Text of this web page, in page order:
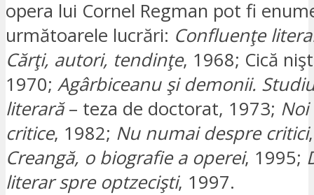
opera lui Cornel Regman pot fi
următoarele lucrări: Confluenţe
Cărţi, autori, tendinţe, 1968; Cică
1970; Agârbiceanu şi demonii.
literară– teza de doctorat, 1973;
critice, 1982; Nu numai despre critici
Creangă, o biografie a operei, 1995;
literar spre optzecişti, 1997.